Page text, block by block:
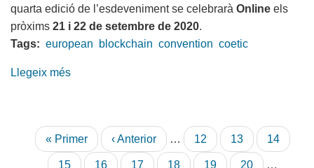
quarta edició de l’esdeveniment se celebrarà Online els
pròxims 21 i 22 de setembre de 2020.
Tags: european blockchain convention coetic
Llegeix més
Convention
2020
PaginacióPrimera
pàgina
« Primer
Pàgina
anterior
‹ Anterior … Pàgina
12 Pàgina
13 Pàgina
14
Pàgina
15
Pàgina
16 Pàgina
17 Pàgina
18 Pàgina
19 Pàgina
20 …